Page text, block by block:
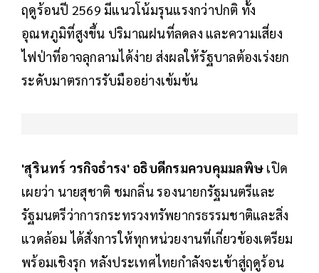
ฤดูร้อนปี 2569 มีแนวโน้มรุนแรงกว่าปกติ ทั้ง
อุณหภูมิที่สูงขึ้น ปริมาณฝนที่ลดลง และความเสี่ยง
ไฟป่าที่อาจลุกลามได้ง่าย ส่งผลให้รัฐบาลต้องเร่งยก
ระดับมาตรการรับมืออย่างเข้มข้น
'สุรินทร์ วรกิจธำรง' อธิบดีกรมควบคุมมลพิษ เปิด
เผยว่า นายสุชาติ ชมกลิ่น รองนายกรัฐมนตรีและ
รัฐมนตรีว่าการกระทรวงทรัพยากรธรรมชาติและสิ่ง
แวดล้อม ได้สั่งการให้ทุกหน่วยงานที่เกี่ยวข้องเตรียม
พร้อมเชิงรุก หลังประเทศไทยกำลังจะเข้าสู่ฤดูร้อน